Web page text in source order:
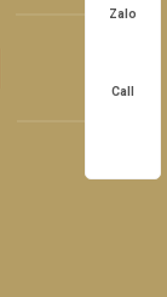
Zalo
Call